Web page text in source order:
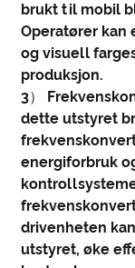
brukt til mobil
Operatører kan
og visuell
produksjon.
3）
dette utstyret
energiforbruk
drivenheten
utstyret, øke